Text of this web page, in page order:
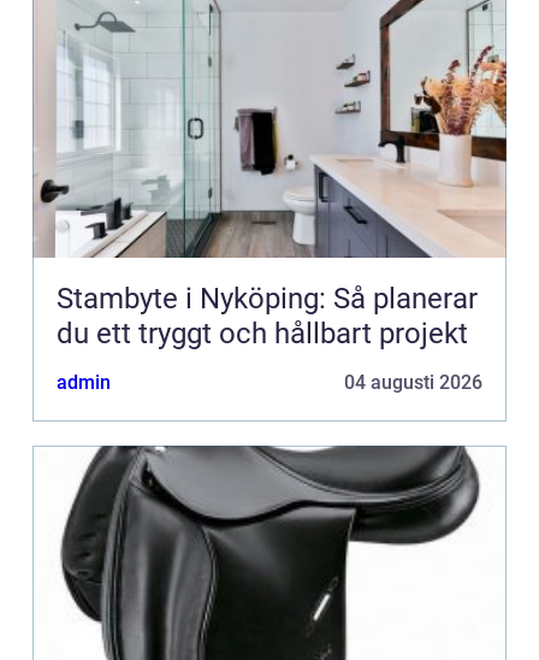
Stambyte i Nyköping: Så planerar
du ett tryggt och hållbart projekt
admin 04 augusti 2026